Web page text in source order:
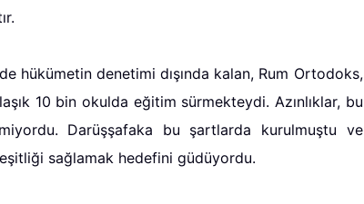
hükümetin denetimi dışında kalan, Rum Ortodoks,
10 bin okulda eğitim sürmekteydi. Azınlıklar, bu
Darüşşafaka bu şartlarda kurulmuştu ve
sağlamak hedefini güdüyordu.